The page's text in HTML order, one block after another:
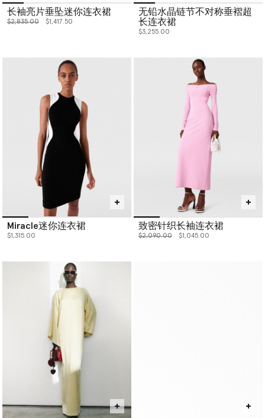
长袖亮片垂坠迷你连衣裙
价格从
$2,835.00下降至
$1,417.50
无铅水晶链节不对称垂褶超
长连衣裙
$3,255.00
Miracle迷你连衣裙
$1,315.00
致密针织长袖连衣裙
价格从
$2,090.00下降至
$1,045.00